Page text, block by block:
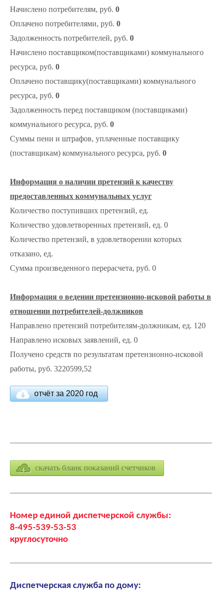
Начислено потребителям, руб. 0
Оплачено потребителями, руб. 0
Задолженность потребителей, руб. 0
Начислено поставщиком(поставщиками) коммунального
ресурса, руб. 0
Оплачено поставщику(поставщиками) коммунального
ресурса, руб. 0
Задолженность перед поставщиком (поставщиками)
коммунального ресурса, руб. 0
Суммы пени и штрафов, уплаченные поставщику
(поставщикам) коммунального ресурса, руб. 0
Информация о наличии претензий к качеству
предоставленных коммунальных услуг
Количество поступивших претензий, ед.
Количество удовлетворенных претензий, ед. 0
Количество претензий, в удовлетворении которых
отказано, ед.
Сумма произведенного перерасчета, руб. 0
Информация о ведении претензионно-исковой работы в
отношении потребителей-должников
Направлено претензий потребителям-должникам, ед. 120
Направлено исковых заявлений, ед. 0
Получено средств по результатам претензионно-исковой
работы, руб. 3220599,52
отчёт за 2020 год
скачать бланк показаний счетчиков
Номер единой диспетчерской службы:
8-495-539-53-53
круглосуточно
Диспетчерская служба по дому: